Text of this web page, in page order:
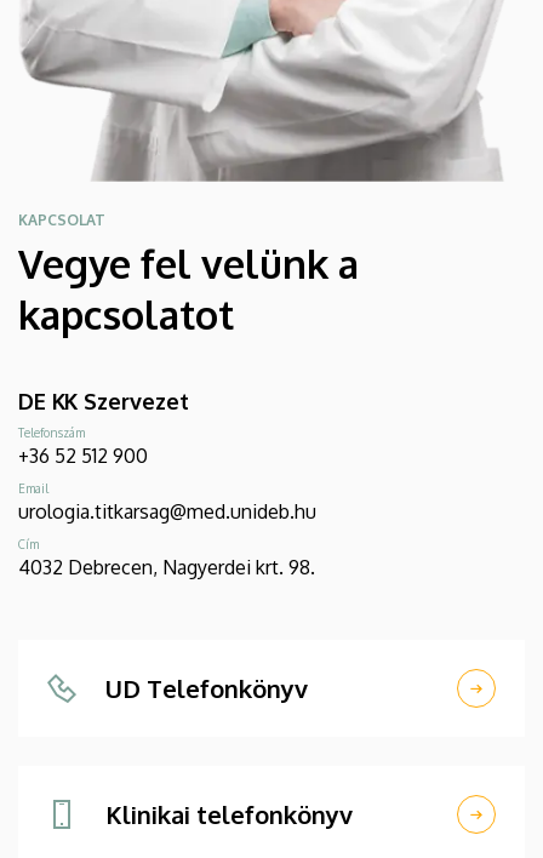
KAPCSOLAT
Vegye fel velünk a
kapcsolatot
DE KK Szervezet
Telefonszám
+36 52 512 900
Email
urologia.titkarsag@med.unideb.hu
Cím
4032 Debrecen, Nagyerdei krt. 98.
UD Telefonkönyv
Klinikai telefonkönyv